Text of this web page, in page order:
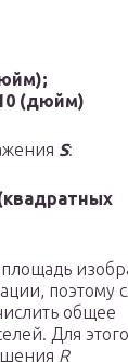
(дюйм)
S:
площадь
общее
Для
R